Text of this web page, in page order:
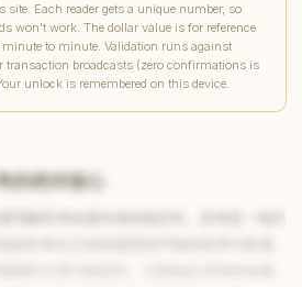
site. Each reader gets a unique number, so
won't work. The dollar value is for reference
to minute. Validation runs against
transaction broadcasts (zero confirmations is
unlock is remembered on this device.
的绝对核心